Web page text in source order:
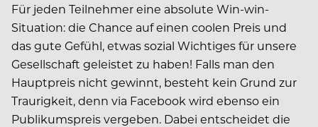
Für jeden Teilnehmer eine absolute Win-win-
Situation: die Chance auf einen coolen Preis und
das gute Gefühl, etwas sozial Wichtiges für unsere
Gesellschaft geleistet zu haben! Falls man den
Hauptpreis nicht gewinnt, besteht kein Grund zur
Traurigkeit, denn via Facebook wird ebenso ein
Publikumspreis vergeben. Dabei entscheidet die